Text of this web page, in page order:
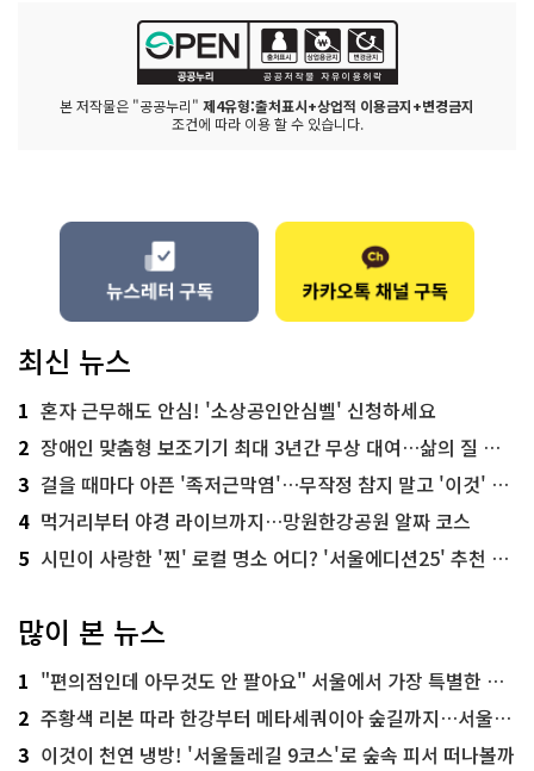
본 저작물은 "공공누리" 제4유형:출처표시+상업적 이용금지+변경금지
조건에 따라 이용 할 수 있습니다.
최신 뉴스
1 혼자 근무해도 안심! '소상공인안심벨' 신청하세요
2 장애인 맞춤형 보조기기 최대 3년간 무상 대여…삶의 질 높인다
3 걸을 때마다 아픈 '족저근막염'…무작정 참지 말고 '이것' 해보세요!
4 먹거리부터 야경 라이브까지…망원한강공원 알짜 코스
5 시민이 사랑한 '찐' 로컬 명소 어디? '서울에디션25' 추천 코스
많이 본 뉴스
1 "편의점인데 아무것도 안 팔아요" 서울에서 가장 특별한 편의점의 정체
2 주황색 리본 따라 한강부터 메타세쿼이아 숲길까지…서울둘레길 15코스
3 이것이 천연 냉방! '서울둘레길 9코스'로 숲속 피서 떠나볼까